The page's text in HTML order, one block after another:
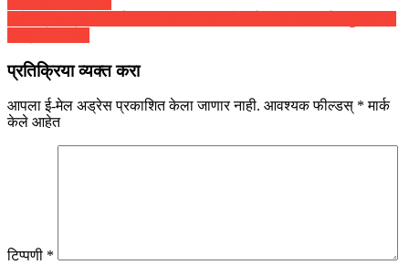
प्रतिक्रिया व्यक्त करा
आपला ई-मेल अड्रेस प्रकाशित केला जाणार नाही. आवश्यक फील्डस् * मार्क
केले आहेत
टिप्पणी *